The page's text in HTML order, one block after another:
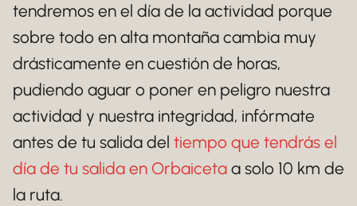
tendremos en el día de la actividad porque
sobre todo en alta montaña cambia muy
drásticamente en cuestión de horas,
pudiendo aguar o poner en peligro nuestra
actividad y nuestra integridad, infórmate
antes de tu salida del tiempo que tendrás el
día de tu salida en Orbaiceta a solo 10 km de
la ruta.